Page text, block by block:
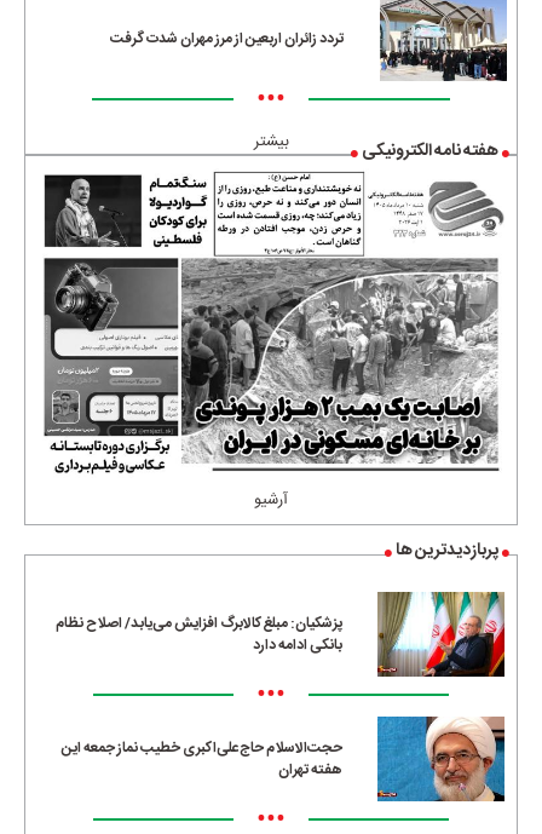
تردد زائران اربعین از مرز مهران شدت گرفت
•••
بیشتر هفته نامه الکترونیکی
آرشیو
پربازدیدترین ها
پزشکیان: مبلغ کالابرگ افزایش می‌یابد/ اصلاح نظام
بانکی ادامه دارد
•••
حجت‌الاسلام حاج‌علی‌اکبری خطیب نماز جمعه این
هفته تهران
•••